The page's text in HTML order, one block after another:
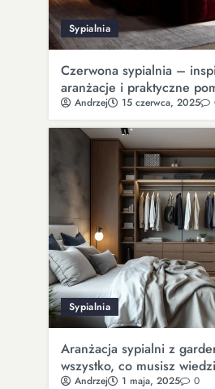
Sypialnia
Czerwona sypialnia –
aranżacje i praktyczne
Andrzej 15 czerwca, 2025
Sypialnia
Aranżacja sypialni z
wszystko, co musisz
Andrzej 1 maja, 2025 0